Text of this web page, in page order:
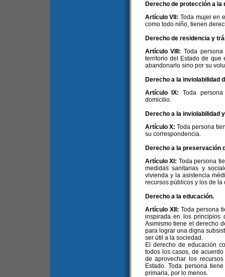
Derecho de protección a la
Artículo VII: Toda mujer en
como todo niño, tienen
Derecho de residencia y
Artículo VIII:Toda
territorio del Estado de que
abandonarlo sino por su
Derecho a la inviolabilidad
Artículo IX:Toda
domicilio.
Derecho a la inviolabilidad
Artículo X: Toda persona
su correspondencia.
Derecho a la preservación
Artículo XI: Toda persona
medidas sanitarias y
vivienda y la asistencia
recursos públicos y los de la
Derecho a la educación.
Artículo XII: Toda persona
inspirada en los principios
Asimismo tiene el derecho
para lograr una digna
ser útil a la sociedad.
El derecho de educación
todos los casos, de
de aprovechar los
Estado. Toda persona
primaria, por lo menos.